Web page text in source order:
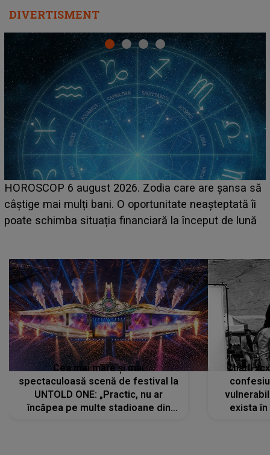
DIVERTISMENT
LINE-UP UNTOLD ONE, prima zi. Cine sunt artiștii
care deschid festivalul și de la ce ore au loc cele mai
așteptate concerte pe scena principală?
Cea mai mare și mai
spectaculoasă scenă de festival la
UNTOLD ONE: „Practic, nu ar
încăpea pe multe stadioane din
Charli
exista